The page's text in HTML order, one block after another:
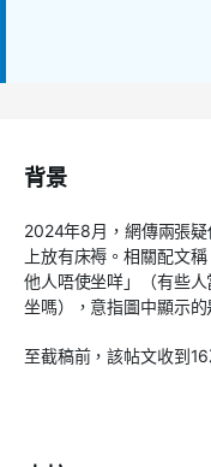
背景
2024年8月，網傳兩張
上放有床褥。相關配文
他人唔使坐咩」（有些
坐嗎），意指圖中顯示
至截稿前，該帖文收到16